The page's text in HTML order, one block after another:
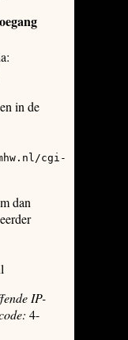
in de
cgi-
dan
IP-
4-